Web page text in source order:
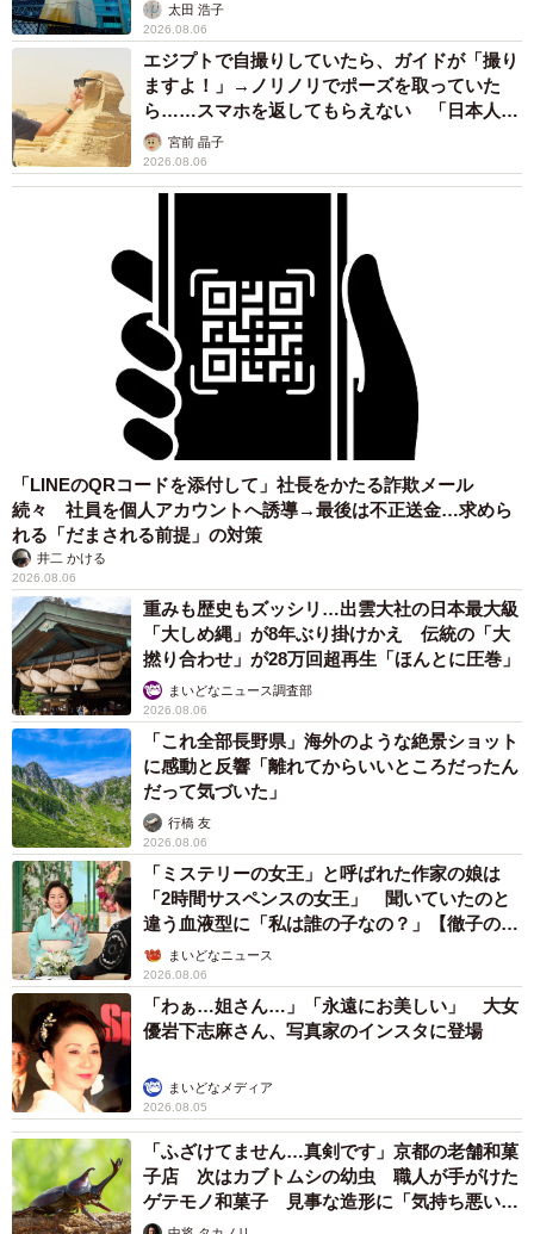
太田 浩子
2026.08.06
エジプトで自撮りしていたら、ガイドが「撮り
ますよ！」→ノリノリでポーズを取っていた
ら……スマホを返してもらえない 「日本人は
カモ代表かも」「私は6時間で3万円払った」
宮前 晶子
2026.08.06
「LINEのQRコードを添付して」社長をかたる詐欺メール
続々 社員を個人アカウントへ誘導→最後は不正送金…求めら
れる「だまされる前提」の対策
井二 かける
2026.08.06
重みも歴史もズッシリ…出雲大社の日本最大級
「大しめ縄」が8年ぶり掛けかえ 伝統の「大
撚り合わせ」が28万回超再生「ほんとに圧巻」
まいどなニュース調査部
2026.08.06
「これ全部長野県」海外のような絶景ショット
に感動と反響「離れてからいいところだったん
だって気づいた」
行橋 友
2026.08.06
「ミステリーの女王」と呼ばれた作家の娘は
「2時間サスペンスの女王」 聞いていたのと
違う血液型に「私は誰の子なの？」【徹子の部
屋】まいどなニュース
2026.08.06
「わぁ…姐さん…」「永遠にお美しい」 大女
優岩下志麻さん、写真家のインスタに登場
まいどなメディア
2026.08.05
「ふざけてません…真剣です」京都の老舗和菓
子店 次はカブトムシの幼虫 職人が手がけた
ゲテモノ和菓子 見事な造形に「気持ち悪いく
らいリアル」